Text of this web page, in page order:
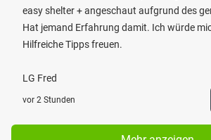
easy shelter + angeschaut aufgrund des
Hat jemand Erfahrung damit. Ich würde
Hilfreiche Tipps freuen.
LG Fred
vor 2 Stunden